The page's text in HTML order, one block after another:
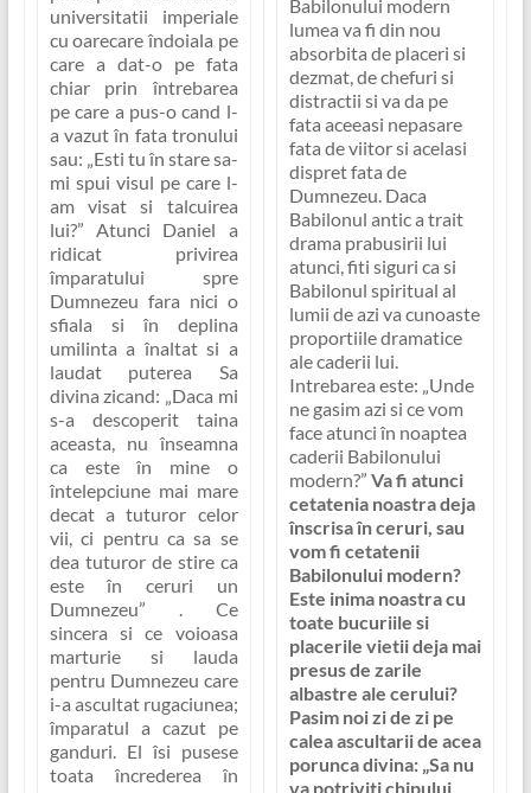
universitatii imperiale
cu oarecare îndoiala pe
care a dat-o pe fata
chiar prin întrebarea
pe care a pus-o cand l-
a vazut în fata tronului
sau: „Esti tu în stare sa-
mi spui visul pe care l-
am visat si talcuirea
lui?” Atunci Daniel a
ridicat privirea
împaratului spre
Dumnezeu fara nici o
sfiala si în deplina
umilinta a înaltat si a
laudat puterea Sa
divina zicand: „Daca mi
s-a descoperit taina
aceasta, nu înseamna
ca este în mine o
întelepciune mai mare
decat a tuturor celor
vii, ci pentru ca sa se
dea tuturor de stire ca
este în ceruri un
Dumnezeu” . Ce
sincera si ce voioasa
marturie si lauda
pentru Dumnezeu care
i-a ascultat rugaciunea;
împaratul a cazut pe
ganduri. El îsi pusese
toata încrederea în
Babilonului modern
lumea va fi din nou
absorbita de placeri si
dezmat, de chefuri si
distractii si va da pe
fata aceeasi nepasare
fata de viitor si acelasi
dispret fata de
Dumnezeu. Daca
Babilonul antic a trait
drama prabusirii lui
atunci, fiti siguri ca si
Babilonul spiritual al
lumii de azi va cunoaste
proportiile dramatice
ale caderii lui.
Intrebarea este: „Unde
ne gasim azi si ce vom
face atunci în noaptea
caderii Babilonului
modern?” Va fi atunci
cetatenia noastra deja
înscrisa în ceruri, sau
vom fi cetatenii
Babilonului modern?
Este inima noastra cu
toate bucuriile si
placerile vietii deja mai
presus de zarile
albastre ale cerului?
Pasim noi zi de zi pe
calea ascultarii de acea
porunca divina: „Sa nu
va potriviti chipului